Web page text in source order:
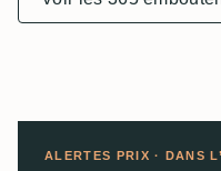
ALERTES PRIX · DANS